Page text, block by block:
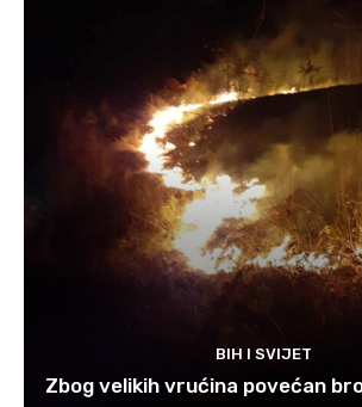
BIH I SVIJET
Zbog velikih vrućina povećan